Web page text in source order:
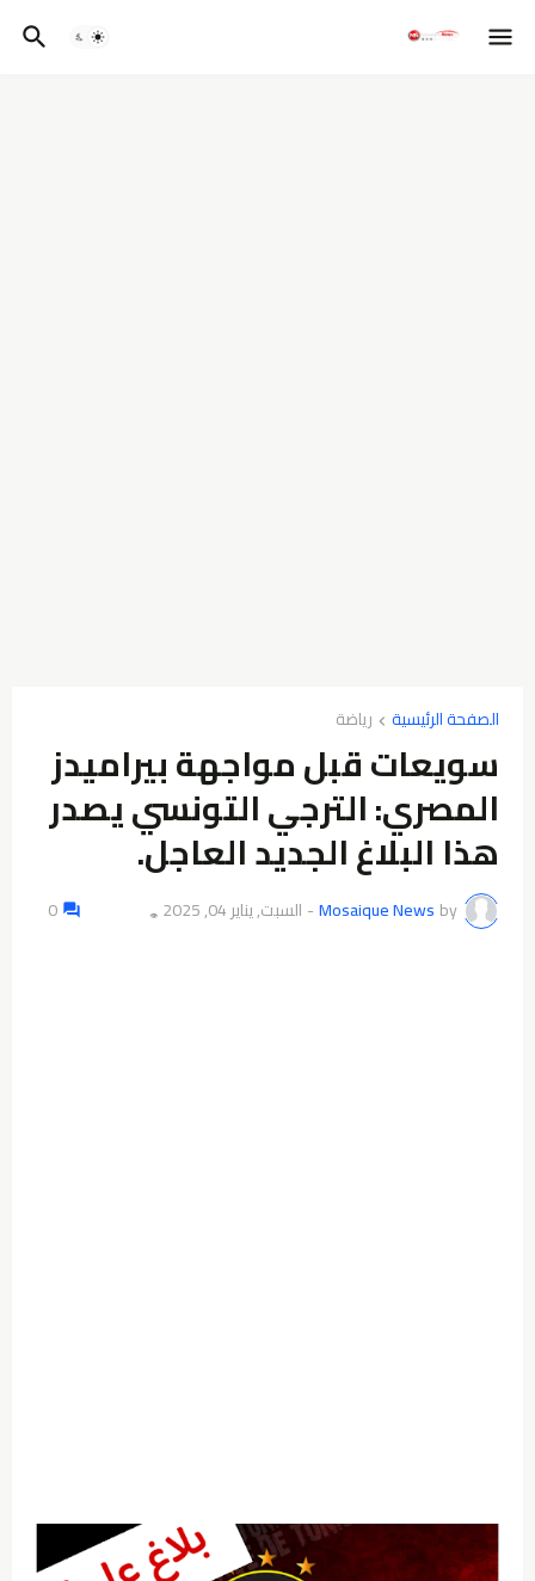
الصفحة الرئيسية رياضة
سويعات قبل مواجهة بيراميدز
المصري: الترجي التونسي يصدر
هذا البلاغ الجديد العاجل.
by
Mosaique News
- السبت, يناير 04, 2025 👁️
0